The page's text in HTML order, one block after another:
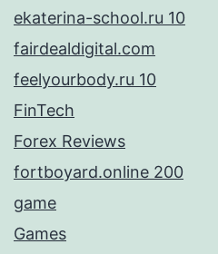
ekaterina-school.ru 10
fairdealdigital.com
feelyourbody.ru 10
FinTech
Forex Reviews
fortboyard.online 200
game
Games